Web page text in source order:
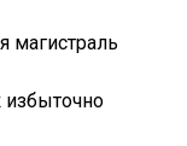
магистраль
избыточно